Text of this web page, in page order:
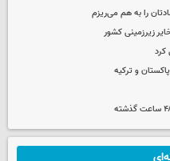
را به هم می‌ریزم
کرد
و ترکیه